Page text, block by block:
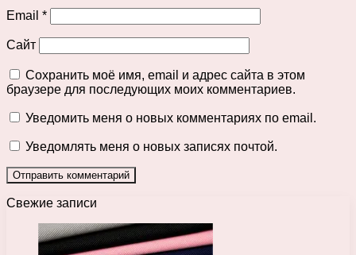
Email *
Сайт
Сохранить моё имя, email и адрес сайта в этом
браузере для последующих моих комментариев.
Уведомить меня о новых комментариях по email.
Уведомлять меня о новых записях почтой.
Свежие записи